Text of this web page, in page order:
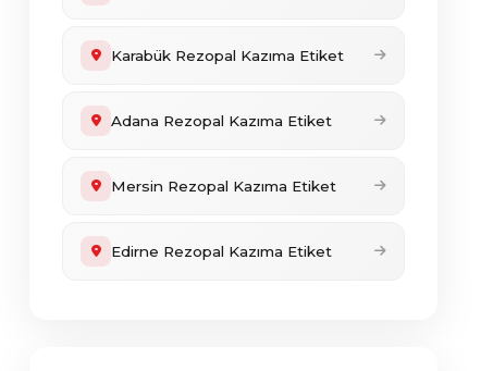
Karabük Rezopal Kazıma Etiket
Adana Rezopal Kazıma Etiket
Mersin Rezopal Kazıma Etiket
Edirne Rezopal Kazıma Etiket